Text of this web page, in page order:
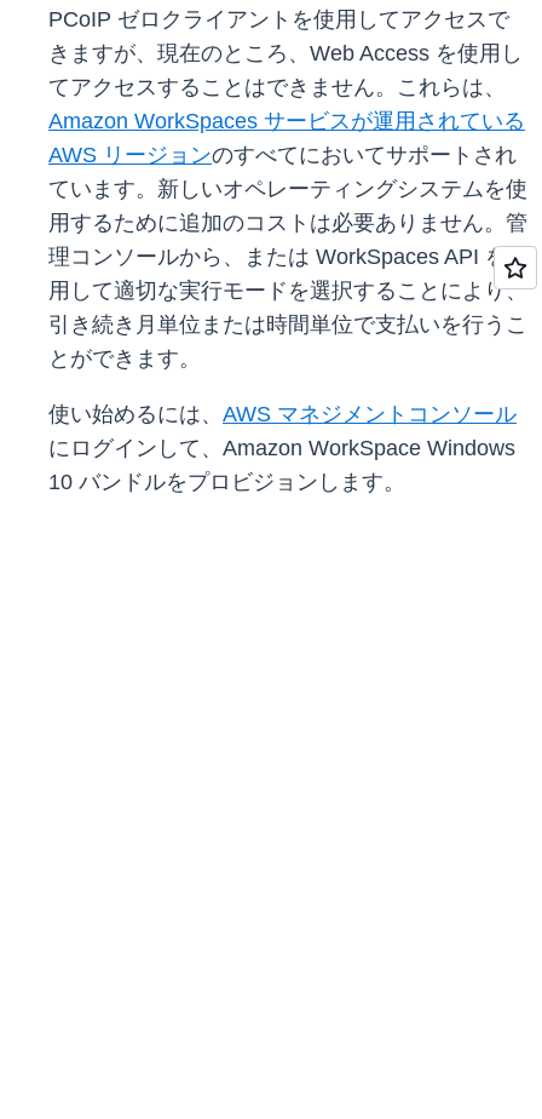
PCoIP ゼロクライアントを使用してアクセスで
きますが、現在のところ、Web Access を使用し
てアクセスすることはできません。これらは、
Amazon WorkSpaces サービスが運用されている
AWS リージョンのすべてにおいてサポートされ
ています。新しいオペレーティングシステムを使
用するために追加のコストは必要ありません。管
理コンソールから、または WorkSpaces API を使
用して適切な実行モードを選択することにより、
引き続き月単位または時間単位で支払いを行うこ
とができます。
使い始めるには、 AWS マネジメントコンソール
にログインして、Amazon WorkSpace Windows
10 バンドルをプロビジョンします。